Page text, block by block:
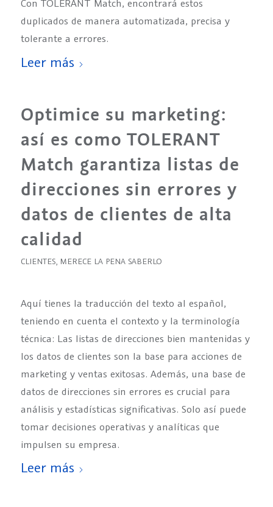
Con TOLERANT Match, encontrará estos
duplicados de manera automatizada, precisa y
tolerante a errores.
Leer más
Optimice su marketing:
así es como TOLERANT
Match garantiza listas de
direcciones sin errores y
datos de clientes de alta
calidad
CLIENTES, MERECE LA PENA SABERLO
Aquí tienes la traducción del texto al español,
teniendo en cuenta el contexto y la terminología
técnica: Las listas de direcciones bien mantenidas y
los datos de clientes son la base para acciones de
marketing y ventas exitosas. Además, una base de
datos de direcciones sin errores es crucial para
análisis y estadísticas significativas. Solo así puede
tomar decisiones operativas y analíticas que
impulsen su empresa.
Leer más